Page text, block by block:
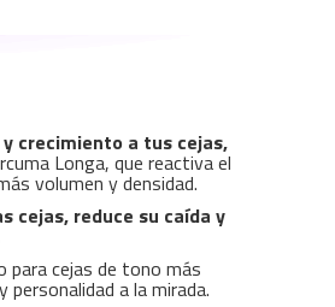
crecimiento a tus cejas,
Longa, que reactiva el
volumen y densidad.
cejas, reduce su caída y
para cejas de tono más
a la mirada.